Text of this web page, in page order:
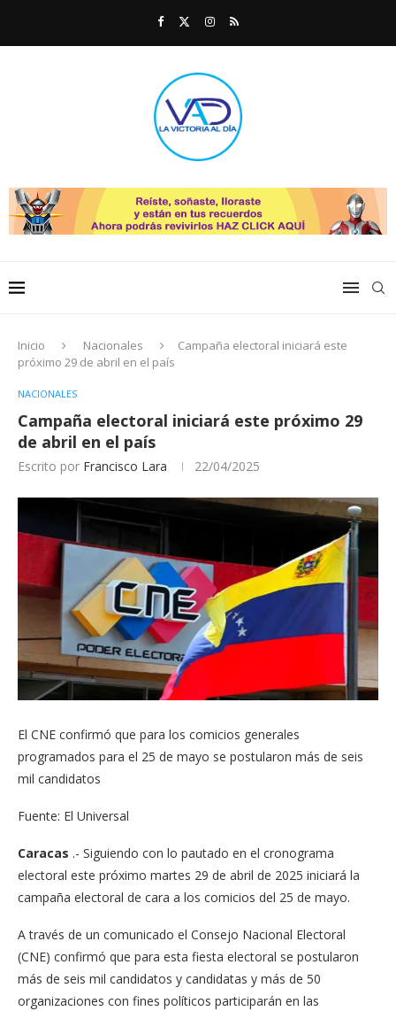
Inicio Nacionales
Campaña electoral iniciará este
próximo 29 de abril en el país
NACIONALES
Campaña electoral iniciará este próximo 29
de abril en el país
Escrito por Francisco Lara 22/04/2025
El CNE confirmó que para los comicios generales
programados para el 25 de mayo se postularon más de seis
mil candidatos
Fuente: El Universal
Caracas .- Siguiendo con lo pautado en el cronograma
electoral este próximo martes 29 de abril de 2025 iniciará la
campaña electoral de cara a los comicios del 25 de mayo.
A través de un comunicado el Consejo Nacional Electoral
(CNE) confirmó que para esta fiesta electoral se postularon
más de seis mil candidatos y candidatas y más de 50
organizaciones con fines políticos participarán en las